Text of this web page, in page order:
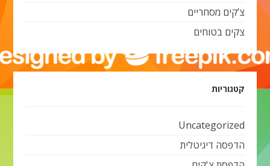
צ’קים מסחריים
צקים בטוחים
קטגוריות
Uncategorized
הדפסה דיגיטלית